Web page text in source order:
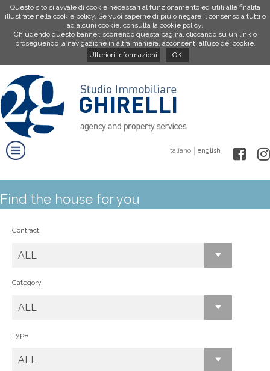
Questo sito si avvale di cookie necessari al funzionamento ed utili alle finalità
illustrate nella cookie policy. Se vuoi saperne di più o negare il consenso a tutti o
ad alcuni cookie, consulta la cookie policy.
Chiudendo questo banner, scorrendo questa pagina, cliccando su un link o
proseguendo la navigazione in altra maniera, acconsenti all’uso dei cookie.
Ulteriori informazioni
OK
italiano english
Find the house for you
Contract
ALL
Category
ALL
Type
ALL